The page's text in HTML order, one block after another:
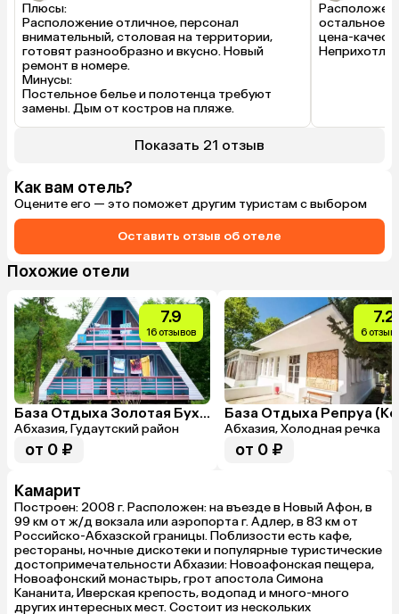
Плюсы:
Расположение отличное, персонал
внимательный, столовая на территории,
готовят разнообразно и вкусно. Новый
ремонт в номере.
Минусы:
Постельное белье и полотенца требуют
замены. Дым от костров на пляже.
остальное,
цена-
Показать 21 отзыв
Как вам отель?
Оцените его — это поможет другим туристам с выбором
Оставить отзыв об отеле
Похожие отели
7.9
16 отзывов
База Отдыха Золотая Бухта
Абхазия, Гудаутский район
от 0 ₽
7.2
6
Абхазия, Холодная речка
от 0 ₽
Камарит
Построен: 2008 г. Расположен: на въезде в Новый Афон, в
99 км от ж/д вокзала или аэропорта г. Адлер, в 83 км от
Российско-Абхазской границы. Поблизости есть кафе,
рестораны, ночные дискотеки и популярные туристические
достопримечательности Абхазии: Новоафонская пещера,
Новоафонский монастырь, грот апостола Симона
Кананита, Иверская крепость, водопад и много-много
других интересных мест. Состоит из нескольких